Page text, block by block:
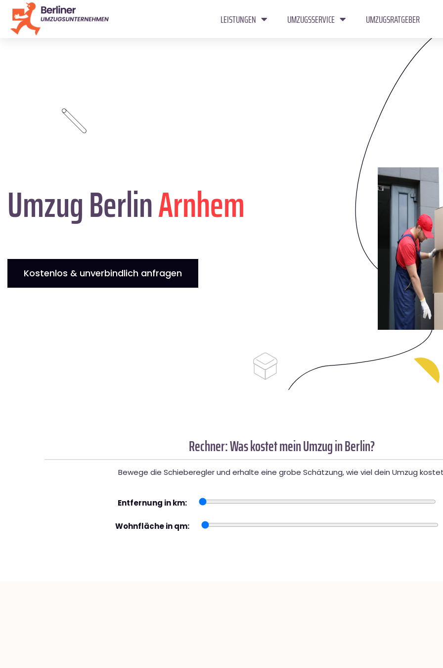
LEISTUNGEN UMZUGSSERVICE UMZUGSRATGEBER
Umzug BerlinArnhem
Kostenlos & unverbindlich anfragen
Rechner: Was kostet mein Umzug in Berlin?
Bewege die Schieberegler und erhalte eine grobe Schätzung, wie viel dein Umzug
Entfernung in km:
Wohnfläche in qm: